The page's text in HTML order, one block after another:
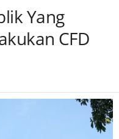
Yang
CFD